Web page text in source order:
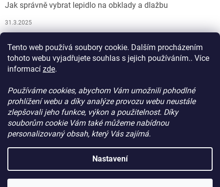
Tento web používá soubory cookie. Dalším procházením
tohoto webu vyjadřujete souhlas s jejich používáním.. Více
informací zde.
Používáme cookies, abychom Vám umožnili pohodlné
prohlížení webu a díky analýze provozu webu neustále
zlepšovali jeho funkce, výkon a použitelnost. Díky
souborům cookie Vám také můžeme nabídnou
personalizovaný obsah, který Vás zajímá.
Nastavení
Jak správně vybrat lepidlo na obklady a dlažbu
31.3.2025